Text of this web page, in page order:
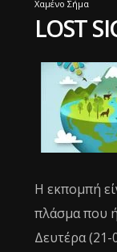
Χαμένο Σήμα
LOST
Η εκπομπή
πλάσμα που
Δευτέρα (21-